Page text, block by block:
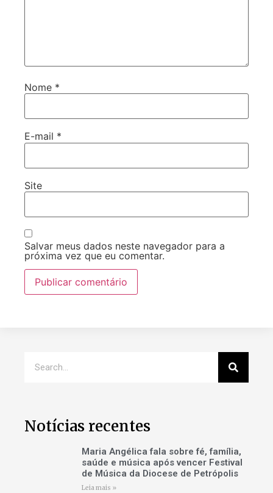
Nome *
E-mail *
Site
Salvar meus dados neste navegador para a
próxima vez que eu comentar.
Notícias recentes
Maria Angélica fala sobre fé, família,
saúde e música após vencer Festival
de Música da Diocese de Petrópolis
Leia mais »